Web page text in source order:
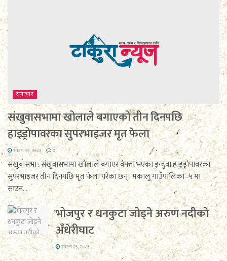
समाचार
संखुवासभामा खोलाले बगाएको तीन दिनपछि
हाइड्रोपावरका सुपरभाइजर मृत फेला
साउन २३, २०८३ 0
संखुवासभा : संखुवासभामा खोलाले बगाएर बेपत्ता भएका इन्दुवा हाइड्रोपावरका
सुपरभाइजर तीन दिनपछि मृत फेला परेका छन्। मकालु गाउँपालिका–५ मा
साउन...
भोजपुर र धनकुटा जोड्ने अरुण नदीको
अँधेरीघाट
साउन २३, २०८३